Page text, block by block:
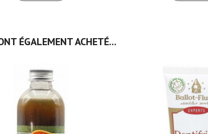
ÉGALEMENT ACHETÉ...